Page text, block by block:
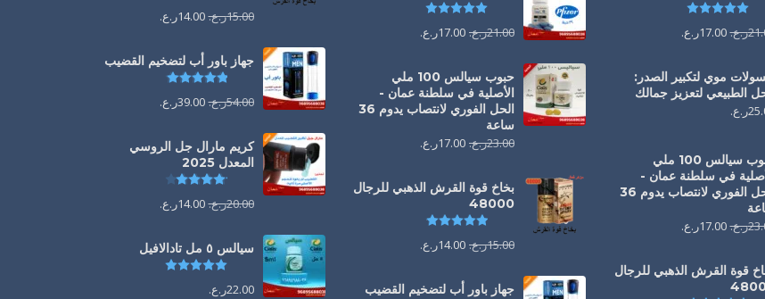
ر.ع. 17.00ر.ع.
موي لتكبير الصدر:
الطبيعي لتعزيز جمالك
ر.ع.
حبوب سيالس 100 ملي
في سلطنة عمان -
الحل الفوري لانتصاب يدوم 36
ر.ع. 17.00ر.ع.
قوة القرش الذهبي للرجال
21.00ر.ع. 17.00ر.ع.
حبوب سيالس 100 ملي
الأصلية في سلطنة عمان -
الحل الفوري لانتصاب يدوم 36
ساعة
23.00ر.ع. 17.00ر.ع.
بخاخ قوة القرش الذهبي للرجال
48000
تم التقييم
15.00ر.ع. 14.00ر.ع.
جهاز باور أب لتضخيم القضيب
15.00ر.ع. 14.00ر.ع.
جهاز باور أب لتضخيم القضيب
تم التقييم
54.00ر.ع. 39.00ر.ع.
كريم مارال جل الروسي
المعدل 2025
تم التقييم
20.00ر.ع. 14.00ر.ع.
سيالس ٥ مل تادالافيل
22.00ر.ع.